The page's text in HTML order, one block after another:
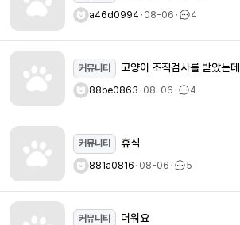
a46d0994ㆍ08-06ㆍ 4
커뮤니티 고양이 조직검사를 받았는데
88be0863ㆍ08-06ㆍ 4
커뮤니티 휴식
881a0816ㆍ08-06ㆍ 5
커뮤니티 더워요